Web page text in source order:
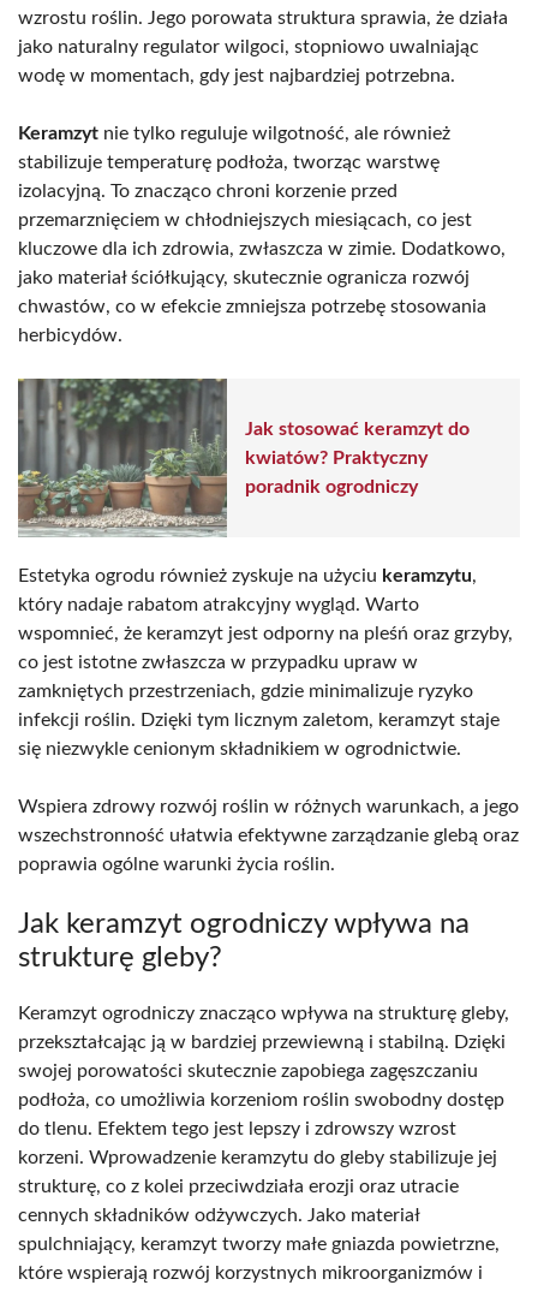
wzrostu roślin. Jego porowata struktura sprawia, że działa
jako naturalny regulator wilgoci, stopniowo uwalniając
wodę w momentach, gdy jest najbardziej potrzebna.
Keramzyt nie tylko reguluje wilgotność, ale również
stabilizuje temperaturę podłoża, tworząc warstwę
izolacyjną. To znacząco chroni korzenie przed
przemarznięciem w chłodniejszych miesiącach, co jest
kluczowe dla ich zdrowia, zwłaszcza w zimie. Dodatkowo,
jako materiał ściółkujący, skutecznie ogranicza rozwój
chwastów, co w efekcie zmniejsza potrzebę stosowania
herbicydów.
Jak stosować keramzyt do
kwiatów? Praktyczny
poradnik ogrodniczy
Estetyka ogrodu również zyskuje na użyciu keramzytu,
który nadaje rabatom atrakcyjny wygląd. Warto
wspomnieć, że keramzyt jest odporny na pleśń oraz grzyby,
co jest istotne zwłaszcza w przypadku upraw w
zamkniętych przestrzeniach, gdzie minimalizuje ryzyko
infekcji roślin. Dzięki tym licznym zaletom, keramzyt staje
się niezwykle cenionym składnikiem w ogrodnictwie.
Wspiera zdrowy rozwój roślin w różnych warunkach, a jego
wszechstronność ułatwia efektywne zarządzanie glebą oraz
poprawia ogólne warunki życia roślin.
Jak keramzyt ogrodniczy wpływa na
strukturę gleby?
Keramzyt ogrodniczy znacząco wpływa na strukturę gleby,
przekształcając ją w bardziej przewiewną i stabilną. Dzięki
swojej porowatości skutecznie zapobiega zagęszczaniu
podłoża, co umożliwia korzeniom roślin swobodny dostęp
do tlenu. Efektem tego jest lepszy i zdrowszy wzrost
korzeni. Wprowadzenie keramzytu do gleby stabilizuje jej
strukturę, co z kolei przeciwdziała erozji oraz utracie
cennych składników odżywczych. Jako materiał
spulchniający, keramzyt tworzy małe gniazda powietrzne,
które wspierają rozwój korzystnych mikroorganizmów i